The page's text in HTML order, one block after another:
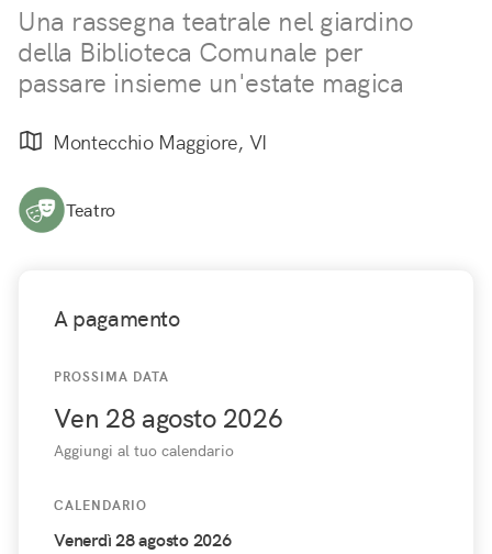
Una rassegna teatrale nel giardino
della Biblioteca Comunale per
passare insieme un'estate magica
Montecchio Maggiore, VI
Teatro
A pagamento
PROSSIMA DATA
Ven 28 agosto 2026
Aggiungi al tuo calendario
CALENDARIO
Venerdì 28 agosto 2026